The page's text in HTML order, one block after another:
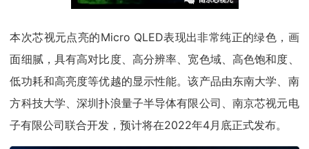
本次芯视元点亮的Micro QLED表现出非常纯正的绿色，画
面细腻，具有高对比度、高分辨率、宽色域、高色饱和度、
低功耗和高亮度等优越的显示性能。该产品由东南大学、南
方科技大学、深圳扑浪量子半导体有限公司、南京芯视元电
子有限公司联合开发，预计将在2022年4月底正式发布。